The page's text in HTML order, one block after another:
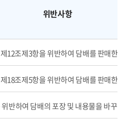
위반사항
12조제3항을 위반하여 담배를 판매한
18조제5항을 위반하여 담배를 판매한
반하여 담배의 포장 및 내용물을 바꾸